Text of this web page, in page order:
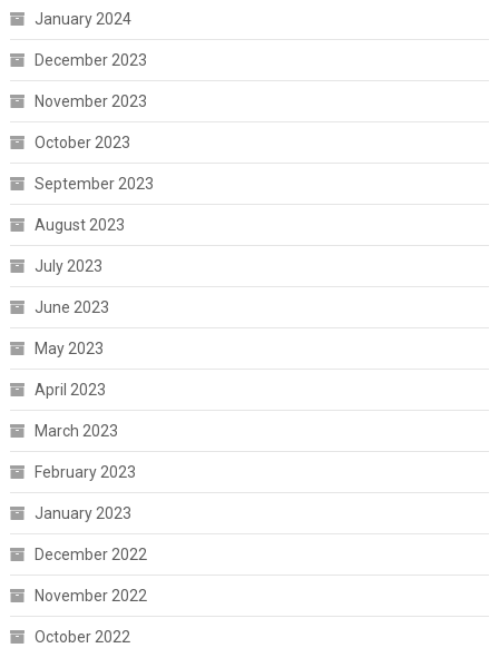
January 2024
December 2023
November 2023
October 2023
September 2023
August 2023
July 2023
June 2023
May 2023
April 2023
March 2023
February 2023
January 2023
December 2022
November 2022
October 2022